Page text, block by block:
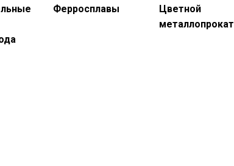
Ферросплавы
Цветной
металлопрокат